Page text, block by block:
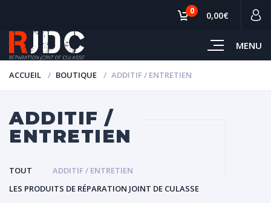
MENU
0 0,00€
ACCUEIL BOUTIQUE ADDITIF / ENTRETIEN
ADDITIF /
ENTRETIEN
TOUT
ADDITIF / ENTRETIEN
LES PRODUITS DE RÉPARATION JOINT DE CULASSE